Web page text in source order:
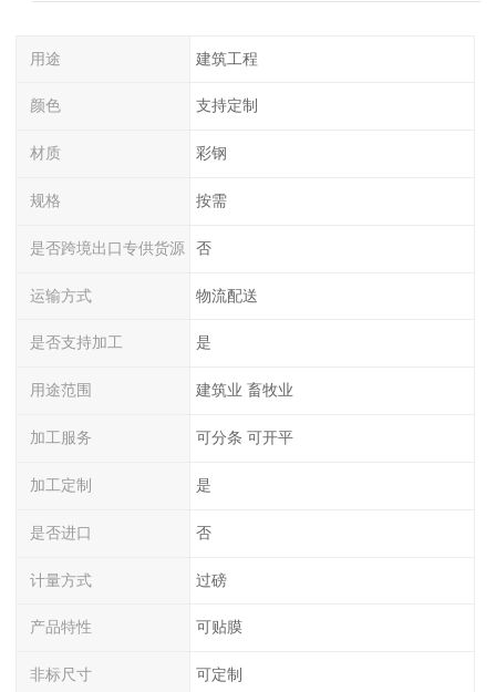
用途 建筑工程
颜色 支持定制
材质 彩钢
规格 按需
是否跨境出口专供货源 否
运输方式 物流配送
是否支持加工 是
用途范围 建筑业 畜牧业
加工服务 可分条 可开平
加工定制 是
是否进口 否
计量方式 过磅
产品特性 可贴膜
非标尺寸 可定制